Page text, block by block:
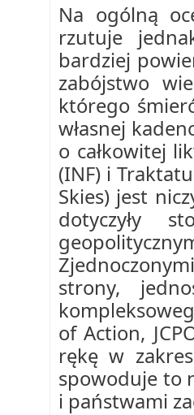
Na ogólną
rzutuje
bardziej
zabójstwo
którego
własnej
o całkowitej
(INF) i
Skies) jest
dotyczyły
strony,
of Action,
rękę w
spowoduje to
i państwami